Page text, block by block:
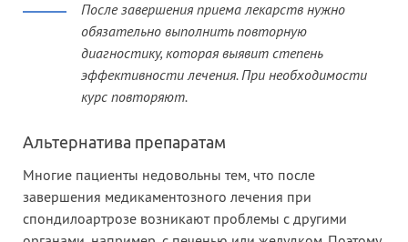
После завершения приема лекарств нужно
обязательно выполнить повторную
диагностику, которая выявит степень
эффективности лечения. При необходимости
курс повторяют.
Альтернатива препаратам
Многие пациенты недовольны тем, что после
завершения медикаментозного лечения при
спондилоартрозе возникают проблемы с другими